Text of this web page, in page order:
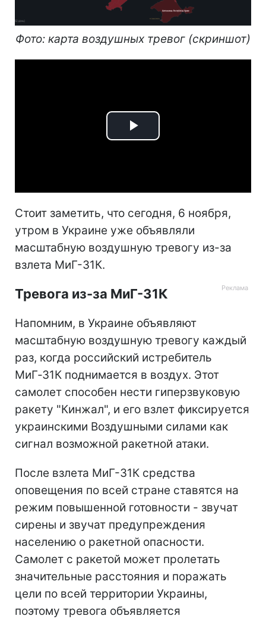
Фото: карта воздушных тревог (скриншот)
Play
Стоит заметить, что сегодня, 6 ноября,
утром в Украине уже объявляли
масштабную воздушную тревогу из-за
взлета МиГ-31К.
Тревога из-за МиГ-31К
Напомним, в Украине объявляют
масштабную воздушную тревогу каждый
раз, когда российский истребитель
МиГ‑31К поднимается в воздух. Этот
самолет способен нести гиперзвуковую
ракету "Кинжал", и его взлет фиксируется
украинскими Воздушными силами как
сигнал возможной ракетной атаки.
После взлета МиГ-31К средства
оповещения по всей стране ставятся на
режим повышенной готовности - звучат
сирены и звучат предупреждения
населению о ракетной опасности.
Самолет с ракетой может пролетать
значительные расстояния и поражать
цели по всей территории Украины,
поэтому тревога объявляется